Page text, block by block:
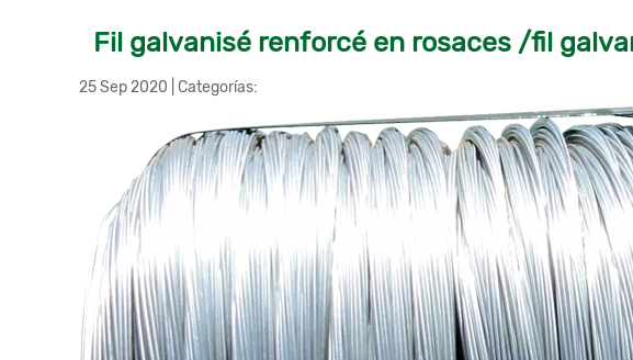
Fil galvanisé renforcé en rosaces /fil
25 Sep 2020 Categorías: